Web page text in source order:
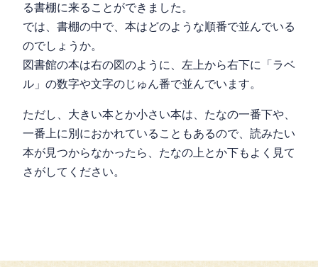
る書棚に来ることができました。
では、書棚の中で、本はどのような順番で並んでいる
のでしょうか。
図書館の本は右の図のように、左上から右下に「ラベ
ル」の数字や文字のじゅん番で並んでいます。
ただし、大きい本とか小さい本は、たなの一番下や、
一番上に別におかれていることもあるので、読みたい
本が見つからなかったら、たなの上とか下もよく見て
さがしてください。